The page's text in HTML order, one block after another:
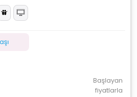
Başlayan
fiyatlarla